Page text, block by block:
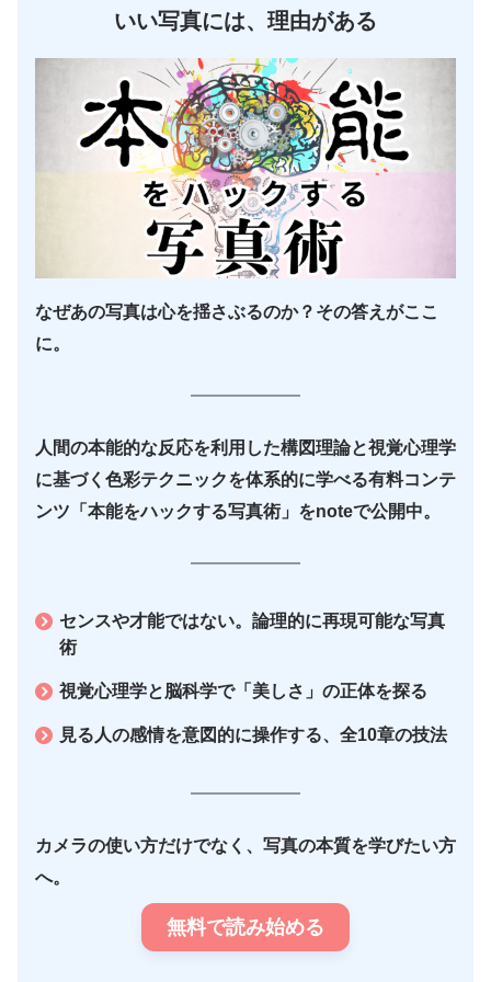
いい写真には、理由がある
なぜあの写真は心を揺さぶるのか？その答えがここ
に。
人間の本能的な反応を利用した構図理論と視覚心理学
に基づく色彩テクニックを体系的に学べる有料コンテ
ンツ「本能をハックする写真術」をnoteで公開中。
センスや才能ではない。論理的に再現可能な写真
術
視覚心理学と脳科学で「美しさ」の正体を探る
見る人の感情を意図的に操作する、全10章の技法
カメラの使い方だけでなく、写真の本質を学びたい方
へ。
無料で読み始める